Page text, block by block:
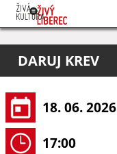
O projektu
Pořadatelé
DARUJ KREV
18. 06. 2026
17:00